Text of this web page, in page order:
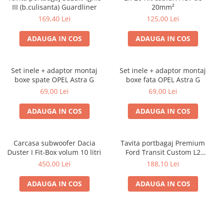
III (b.culisanta) Guardliner
169,40 Lei
ADAUGA IN COS
20mm²
125,00 Lei
ADAUGA IN COS
Set inele + adaptor montaj
boxe spate OPEL Astra G
69,00 Lei
ADAUGA IN COS
Set inele + adaptor montaj
boxe fata OPEL Astra G
69,00 Lei
ADAUGA IN COS
Carcasa subwoofer Dacia
Duster I Fit-Box volum 10 litri
450,00 Lei
ADAUGA IN COS
Tavita portbagaj Premium
Ford Transit Custom L2
fabricatie 01.2013 - prezent
188,10 Lei
ADAUGA IN COS